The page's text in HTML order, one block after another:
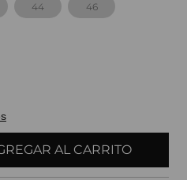
44 46
AL CARRITO